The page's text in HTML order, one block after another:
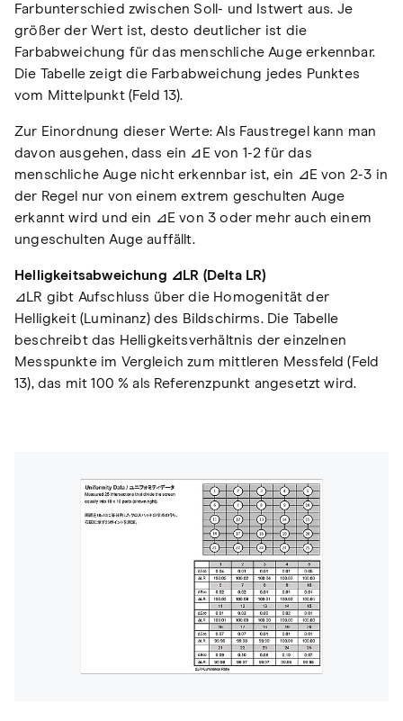
Farbunterschied zwischen Soll- und Istwert aus. Je
größer der Wert ist, desto deutlicher ist die
Farbabweichung für das menschliche Auge erkennbar.
Die Tabelle zeigt die Farbabweichung jedes Punktes
vom Mittelpunkt (Feld 13).
Zur Einordnung dieser Werte: Als Faustregel kann man
davon ausgehen, dass ein ⊿E von 1-2 für das
menschliche Auge nicht erkennbar ist, ein ⊿E von 2-3 in
der Regel nur von einem extrem geschulten Auge
erkannt wird und ein ⊿E von 3 oder mehr auch einem
ungeschulten Auge auffällt.
Helligkeitsabweichung ⊿LR (Delta LR)
⊿LR gibt Aufschluss über die Homogenität der
Helligkeit (Luminanz) des Bildschirms. Die Tabelle
beschreibt das Helligkeitsverhältnis der einzelnen
Messpunkte im Vergleich zum mittleren Messfeld (Feld
13), das mit 100 % als Referenzpunkt angesetzt wird.